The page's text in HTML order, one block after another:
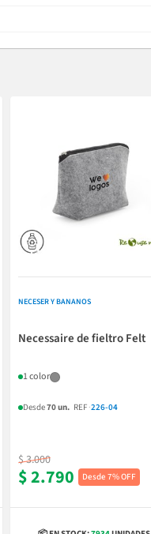
NECESER Y BANANOS
Necessaire de fieltro Felt
1 color
Desde70 un. REF ·226-04
$ 3.000
$ 2.790 7% OFF